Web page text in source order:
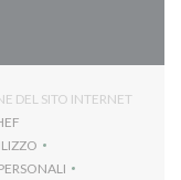
DEL SITO INTERNET
((APRE UNA NUOVA
UNA NUOVA FINESTRA))